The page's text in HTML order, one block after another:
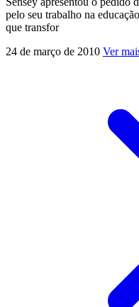
pelo seu trabalho na
que transfor
24 de março de 2010 Ver